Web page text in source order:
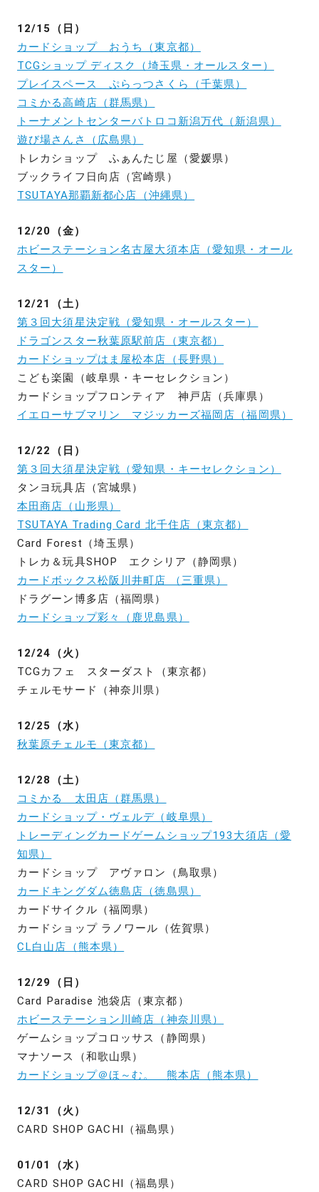
12/15（日）
カードショップ おうち（東京都）
TCGショップ ディスク（埼玉県・オールスター）
プレイスペース ぷらっつさくら（千葉県）
コミかる高崎店（群馬県）
トーナメントセンターバトロコ新潟万代（新潟県）
遊び場さんさ（広島県）
トレカショップ ふぁんたじ屋（愛媛県）
ブックライフ日向店（宮崎県）
TSUTAYA那覇新都心店（沖縄県）
12/20（金）
ホビーステーション名古屋大須本店（愛知県・オール
スター）
12/21（土）
第３回大須星決定戦（愛知県・オールスター）
ドラゴンスター秋葉原駅前店（東京都）
カードショップはま屋松本店（長野県）
こども楽園（岐阜県・キーセレクション）
カードショップフロンティア 神戸店（兵庫県）
イエローサブマリン マジッカーズ福岡店（福岡県）
12/22（日）
第３回大須星決定戦（愛知県・キーセレクション）
タンヨ玩具店（宮城県）
本田商店（山形県）
TSUTAYA Trading Card 北千住店（東京都）
Card Forest（埼玉県）
トレカ＆玩具SHOP エクシリア（静岡県）
カードボックス松阪川井町店 （三重県）
ドラグーン博多店（福岡県）
カードショップ彩々（鹿児島県）
12/24（火）
TCGカフェ スターダスト（東京都）
チェルモサード（神奈川県）
12/25（水）
秋葉原チェルモ（東京都）
12/28（土）
コミかる 太田店（群馬県）
カードショップ・ヴェルデ（岐阜県）
トレーディングカードゲームショップ193大須店（愛
知県）
カードショップ アヴァロン（鳥取県）
カードキングダム徳島店（徳島県）
カードサイクル（福岡県）
カードショップ ラノワール（佐賀県）
CL白山店（熊本県）
12/29（日）
Card Paradise 池袋店（東京都）
ホビーステーション川崎店（神奈川県）
ゲームショップコロッサス（静岡県）
マナソース（和歌山県）
カードショップ＠ほ～む。 熊本店（熊本県）
12/31（火）
CARD SHOP GACHI（福島県）
01/01（水）
CARD SHOP GACHI（福島県）